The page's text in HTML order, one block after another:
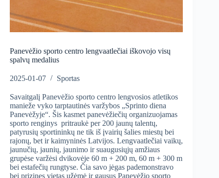
Panevėžio sporto centro lengvaatlečiai iškovojo visų
spalvų medalius
2025-01-07 Sportas
Savaitgalį Panevėžio sporto centro lengvosios atletikos
manieže vyko tarptautinės varžybos „Sprinto diena
Panevėžyje“. Šis kasmet panevėžiečių organizuojamas
sporto renginys pritraukė per 200 jaunų talentų,
patyrusių sportininkų ne tik iš įvairių šalies miestų bei
rajonų, bet ir kaimyninės Latvijos. Lengvaatlečiai vaikų,
jaunučių, jaunių, jaunimo ir suaugusiųjų amžiaus
grupėse varžėsi dvikovėje 60 m + 200 m, 60 m + 300 m
bei estafečių rungtyse. Čia savo jėgas pademonstravo
bei prizines vietas užėmė ir gausus Panevėžio sporto